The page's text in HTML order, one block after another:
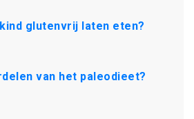
glutenvrij laten eten?
van het paleodieet?